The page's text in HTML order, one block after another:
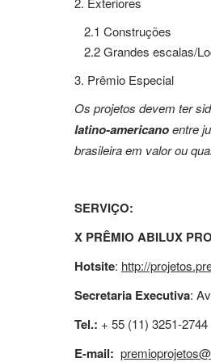
2.1 Construções
2.2 Grandes escalas/
3. Prêmio Especial
Os projetos devem ter
latino-americanoentre
brasileira em valor ou
SERVIÇO:
X PRÊMIO ABILUX
Hotsite: http://
Secretaria Executiva:
Tel.: + 55 (11) 3251-
E-mail: